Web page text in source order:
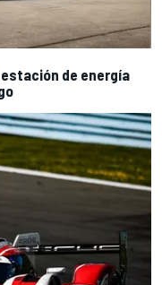
estación de energía